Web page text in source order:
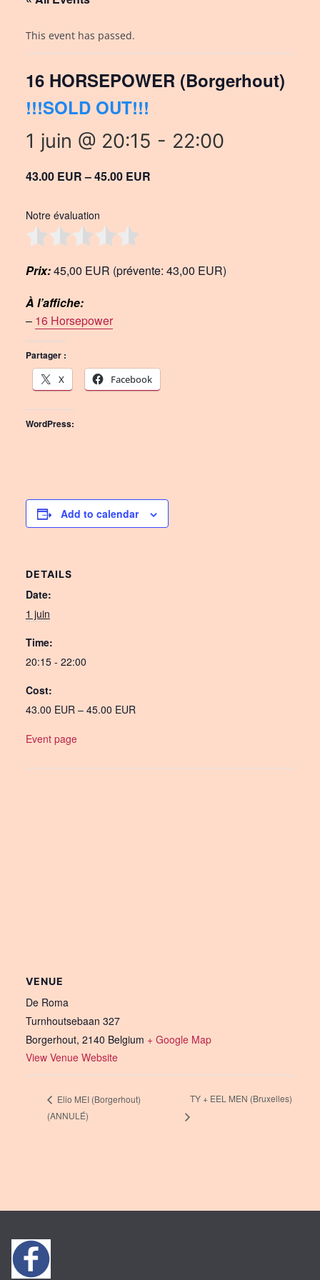
This event has passed.
16 HORSEPOWER (Borgerhout)
!!!SOLD OUT!!!
1 juin @ 20:15 - 22:00
43.00 EUR – 45.00 EUR
Notre évaluation
Prix:45,00 EUR (prévente: 43,00 EUR)
À l’affiche:
– 16 Horsepower
Partager :
X
Facebook
WordPress:
Add to calendar
DETAILS
Date:
1 juin
Time:
20:15 - 22:00
Cost:
43.00 EUR – 45.00 EUR
Event page
VENUE
De Roma
Turnhoutsebaan 327
Borgerhout, 2140 Belgium + Google Map
View Venue Website
Elio MEI (Borgerhout)
(ANNULÉ)
TY + EEL MEN (Bruxelles)